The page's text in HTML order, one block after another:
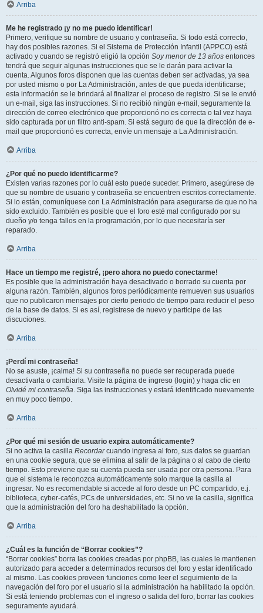
Arriba
Me he registrado ¡y no me puedo identificar!
Primero, verifique su nombre de usuario y contraseña. Si todo está correcto,
hay dos posibles razones. Si el Sistema de Protección Infantil (APPCO) está
activado y cuando se registró eligió la opción Soy menor de 13 años entonces
tendrá que seguir algunas instrucciones que se le darán para activar la
cuenta. Algunos foros disponen que las cuentas deben ser activadas, ya sea
por usted mismo o por La Administración, antes de que pueda identificarse;
esta información se le brindará al finalizar el proceso de registro. Si se le envió
un e-mail, siga las instrucciones. Si no recibió ningún e-mail, seguramente la
dirección de correo electrónico que proporcionó no es correcta o tal vez haya
sido capturada por un filtro anti-spam. Si está seguro de que la dirección de e-
mail que proporcionó es correcta, envíe un mensaje a La Administración.
Arriba
¿Por qué no puedo identificarme?
Existen varias razones por lo cuál esto puede suceder. Primero, asegúrese de
que su nombre de usuario y contraseña se encuentren escritos correctamente.
Si lo están, comuníquese con La Administración para asegurarse de que no ha
sido excluido. También es posible que el foro esté mal configurado por su
dueño y/o tenga fallos en la programación, por lo que necesitaría ser
reparado.
Arriba
Hace un tiempo me registré, ¡pero ahora no puedo conectarme!
Es posible que la administración haya desactivado o borrado su cuenta por
alguna razón. También, algunos foros periódicamente remueven sus usuarios
que no publicaron mensajes por cierto periodo de tiempo para reducir el peso
de la base de datos. Si es así, registrese de nuevo y participe de las
discuciones.
Arriba
¡Perdí mi contraseña!
No se asuste, ¡calma! Si su contraseña no puede ser recuperada puede
desactivarla o cambiarla. Visite la página de ingreso (login) y haga clic en
Olvidé mi contraseña. Siga las instrucciones y estará identificado nuevamente
en muy poco tiempo.
Arriba
¿Por qué mi sesión de usuario expira automáticamente?
Si no activa la casilla Recordarcuando ingresa al foro, sus datos se guardan
en una cookie segura, que se elimina al salir de la página o al cabo de cierto
tiempo. Esto previene que su cuenta pueda ser usada por otra persona. Para
que el sistema le reconozca automáticamente solo marque la casilla al
ingresar. No es recomendable si accede al foro desde un PC compartido, e.j.
biblioteca, cyber-cafés, PCs de universidades, etc. Si no ve la casilla, significa
que la administración del foro ha deshabilitado la opción.
Arriba
¿Cuál es la función de “Borrar cookies”?
“Borrar cookies” borra las cookies creadas por phpBB, las cuales le mantienen
autorizado para acceder a determinados recursos del foro y estar identificado
al mismo. Las cookies proveen funciones como leer el seguimiento de la
navegación del foro por el usuario si la administración ha habilitado la opción.
Si está teniendo problemas con el ingreso o salida del foro, borrar las cookies
seguramente ayudará.